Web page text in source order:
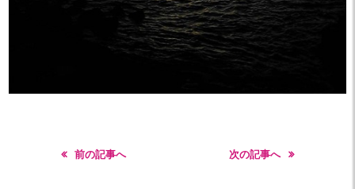
前の記事へ 次の記事へ